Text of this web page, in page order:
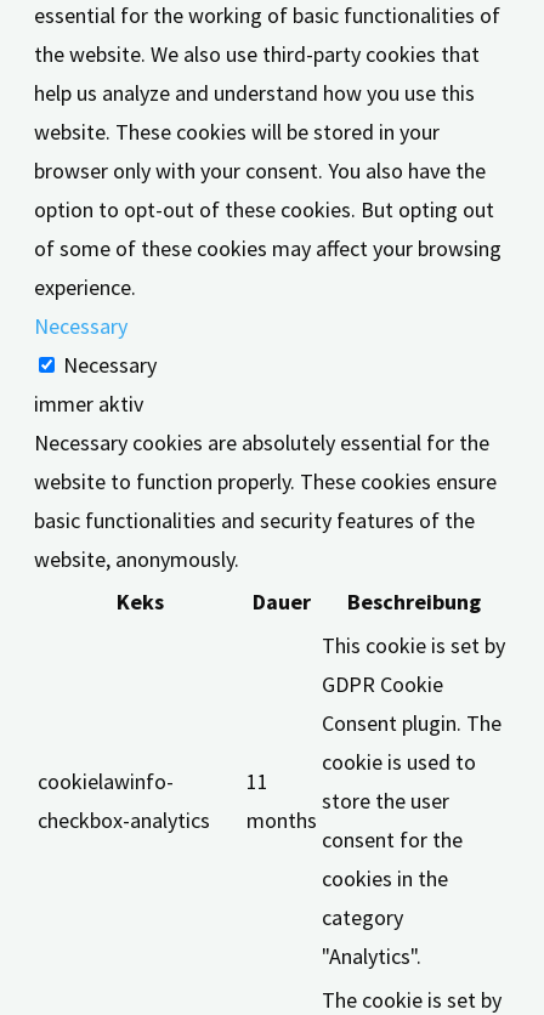
essential for the working of basic functionalities of
the website. We also use third-party cookies that
help us analyze and understand how you use this
website. These cookies will be stored in your
browser only with your consent. You also have the
option to opt-out of these cookies. But opting out
of some of these cookies may affect your browsing
experience.
Necessary
Necessary
immer aktiv
Necessary cookies are absolutely essential for the
website to function properly. These cookies ensure
basic functionalities and security features of the
website, anonymously.
Keks
Dauer Beschreibung
cookielawinfo-
checkbox-analytics
11
months
This cookie is set by
GDPR Cookie
Consent plugin. The
cookie is used to
store the user
consent for the
cookies in the
category
"Analytics".
The cookie is set by